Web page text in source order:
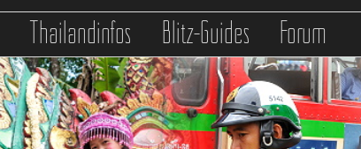
Thailandinfos Blitz-Guides Forum